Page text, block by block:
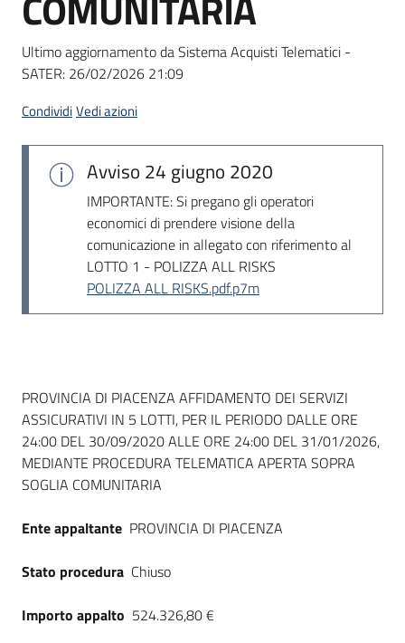
Ultimo aggiornamento da Sistema Acquisti Telematici -
SATER: 26/02/2026 21:09
CondividiVedi azioni
Avviso 24 giugno 2020
IMPORTANTE: Si pregano gli operatori
economici di prendere visione della
comunicazione in allegato con riferimento al
LOTTO 1 - POLIZZA ALL RISKS
POLIZZA ALL RISKS.pdf.p7m
Dati del bando
PROVINCIA DI PIACENZA AFFIDAMENTO DEI SERVIZI
ASSICURATIVI IN 5 LOTTI, PER IL PERIODO DALLE ORE
24:00 DEL 30/09/2020 ALLE ORE 24:00 DEL 31/01/2026,
MEDIANTE PROCEDURA TELEMATICA APERTA SOPRA
SOGLIA COMUNITARIA
Ente appaltante PROVINCIA DI PIACENZA
Stato procedura Chiuso
Importo appalto 524.326,80 €